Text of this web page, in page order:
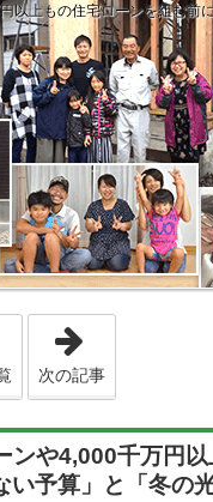
上もの住宅ローンを組む前
2000年(平成12年)が
「
次の記事
や4,000千万円以
い予算」と「冬の